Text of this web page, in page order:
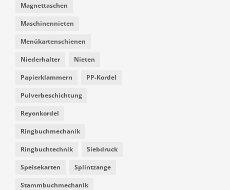
Magnettaschen
Maschinennieten
Menükartenschienen
Niederhalter Nieten
Papierklammern PP-Kordel
Pulverbeschichtung
Reyonkordel
Ringbuchmechanik
Ringbuchtechnik Siebdruck
Speisekarten Splintzange
Stammbuchmechanik